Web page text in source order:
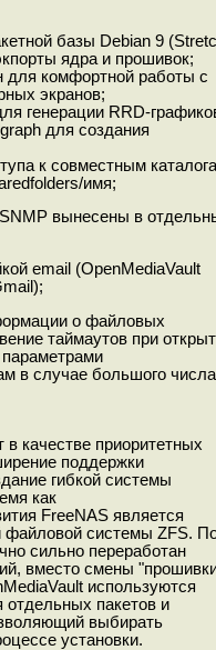
базы Debian 9
ядра и прошивок;
для комфортной работы с
экранов;
генерации RRD-
для создания
к совместным
имя;
вынесены в
email (OpenMediaVault
о файловых
таймаутов при
в случае большого числа
качестве приоритетных
поддержки
гибкой системы
как
FreeNAS является
файловой системы ZFS.
сильно переработан
вместо смены
используются
пакетов и
выбирать
установки.